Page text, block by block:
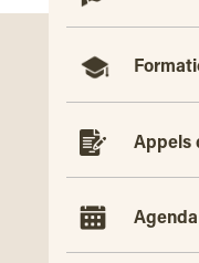
Appels
Agenda